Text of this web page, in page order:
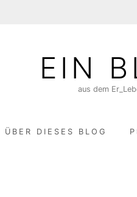
EIN
aus dem
ÜBER DIESES BLOG